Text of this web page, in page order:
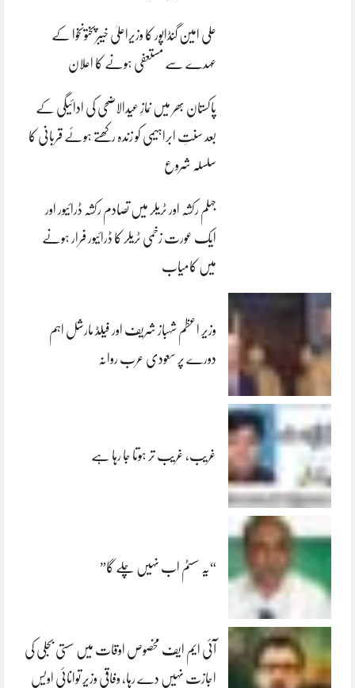
علی امین گنڈاپور کا وزیراعلیٰ خیبرپختونخوا کے
عہدے سے مستعفی ہونے کا اعلان
پاکستان بھر میں نمازِ عیدالاضحی کی ادائیگی کے
بعد سنتِ ابراہیمی کو زندہ رکھتے ہوئے قربانی کا
سلسلہ شروع
جہلم رکشہ اور ٹریلر میں تصادم رکشہ ڈرائیور اور
ایک عورت زخمی ٹریلر کا ڈرائیور فرار ہونے
میں کامیاب
وزیر اعظم شہباز شریف اور فیلڈ مارشل اہم
دورے پر سعودی عرب روانہ
غریب، غریب تر ہوتا جا رہا ہے
“یہ سسٹم اب نہیں چلے گا”
آئی ایم ایف مخصوص اوقات میں سستی بجلی کی
اجازت نہیں دے رہا، وفاقی وزیر توانائی اویس